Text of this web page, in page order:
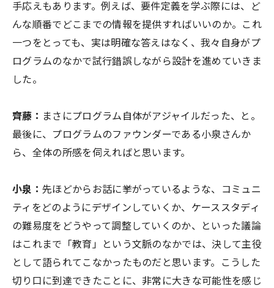
手応えもあります。例えば、要件定義を学ぶ際には、ど
んな順番でどこまでの情報を提供すればいいのか。これ
一つをとっても、実は明確な答えはなく、我々自身がプ
ログラムのなかで試行錯誤しながら設計を進めていきま
した。
齊藤： まさにプログラム自体がアジャイルだった、と。
最後に、プログラムのファウンダーである小泉さんか
ら、全体の所感を伺えればと思います。
小泉： 先ほどからお話に挙がっているような、コミュニ
ティをどのようにデザインしていくか、ケーススタディ
の難易度をどうやって調整していくのか、といった議論
はこれまで「教育」という文脈のなかでは、決して主役
として語られてこなかったものだと思います。こうした
切り口に到達できたことに、非常に大きな可能性を感じ